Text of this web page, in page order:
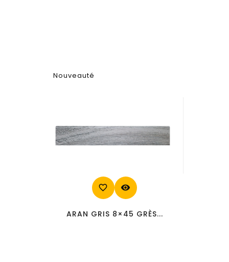
Nouveauté
favorite_border visibility
ARAN GRIS 8×45 GRÈS...